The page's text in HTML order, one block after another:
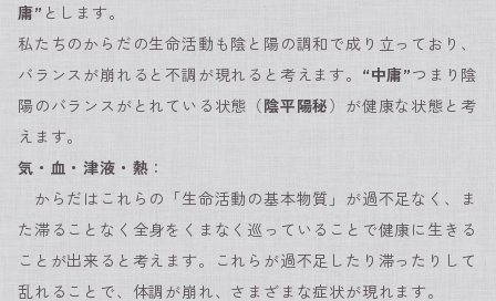
庸” とします。
私たちのからだの生命活動も陰と陽の調和で成り立っており、
バランスが崩れると不調が現れると考えます。 “中庸”つまり陰
陽のバランスがとれている状態（陰平陽秘）が健康な状態と考
えます。
気・血・津液・熱 ：
からだはこれらの「生命活動の基本物質」が過不足なく、ま
た滞ることなく全身をくまなく巡っていることで健康に生きる
ことが出来ると考えます。これらが過不足したり滞ったりして
乱れることで、体調が崩れ、さまざまな症状が現れます。